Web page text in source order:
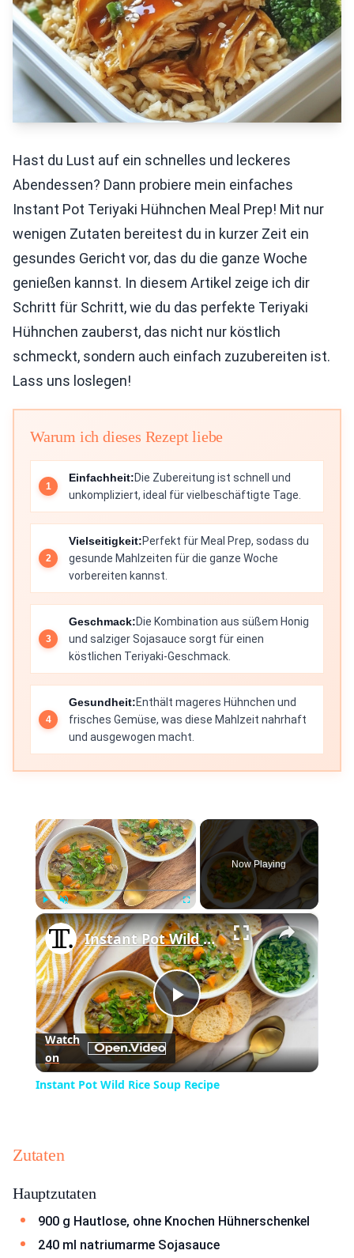
Hast du Lust auf ein schnelles und leckeres
Abendessen? Dann probiere mein einfaches
Instant Pot Teriyaki Hühnchen Meal Prep! Mit nur
wenigen Zutaten bereitest du in kurzer Zeit ein
gesundes Gericht vor, das du die ganze Woche
genießen kannst. In diesem Artikel zeige ich dir
Schritt für Schritt, wie du das perfekte Teriyaki
Hühnchen zauberst, das nicht nur köstlich
schmeckt, sondern auch einfach zuzubereiten ist.
Lass uns loslegen!
Warum ich dieses Rezept liebe
Einfachheit:Die Zubereitung ist schnell und
unkompliziert, ideal für vielbeschäftigte Tage.
Vielseitigkeit:Perfekt für Meal Prep, sodass du
gesunde Mahlzeiten für die ganze Woche
vorbereiten kannst.
Geschmack:Die Kombination aus süßem Honig
und salziger Sojasauce sorgt für einen
köstlichen Teriyaki-Geschmack.
Gesundheit:Enthält mageres Hühnchen und
frisches Gemüse, was diese Mahlzeit nahrhaft
und ausgewogen macht.
×
Play Unmute Fullscreen
Now Playing
×
Play
Video
Instant Pot Wild Rice Soup Recipe
Watch
on
Instant Pot Wild Rice Soup Recipe
Zutaten
Hauptzutaten
900 g Hautlose, ohne Knochen Hühnerschenkel
240 ml natriumarme Sojasauce